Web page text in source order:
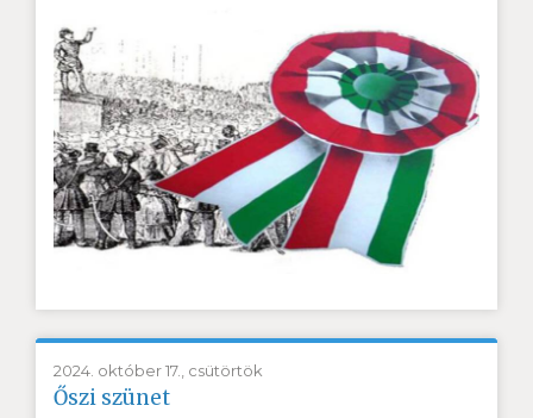
2024. október 17., csütörtök
Őszi szünet